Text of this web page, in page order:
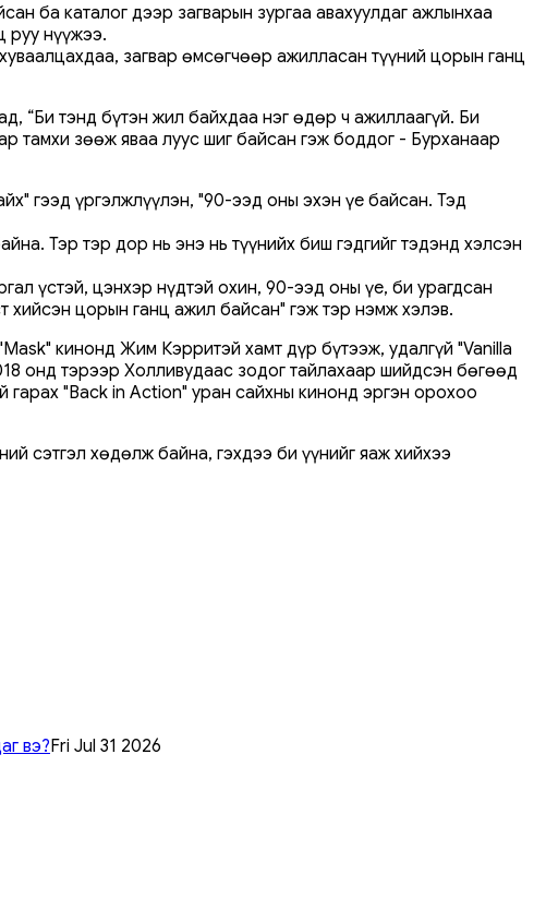
ба каталог дээр загварын зургаа авахуулдаг ажлынхаа
руу нүүжээ.
загвар өмсөгчөөр ажилласан түүний цорын ганц
“Би тэнд бүтэн жил байхдаа нэг өдөр ч ажиллаагүй. Би
тамхи зөөж яваа луус шиг байсан гэж боддог - Бурханаар
гээд үргэлжлүүлэн, "90-ээд оны эхэн үе байсан. Тэд
Тэр тэр дор нь энэ нь түүнийх биш гэдгийг тэдэнд хэлсэн
үстэй, цэнхэр нүдтэй охин, 90-ээд оны үе, би урагдсан
цорын ганц ажил байсан" гэж тэр нэмж хэлэв.
кинонд Жим Кэрритэй хамт дүр бүтээж, удалгүй "Vanilla
онд тэрээр Холливудаас зодог тайлахаар шийдсэн бөгөөд
"Back in Action" уран сайхны кинонд эргэн орохоо
сэтгэл хөдөлж байна, гэхдээ би үүнийг яаж хийхээ
вэ?Fri Jul 31 2026